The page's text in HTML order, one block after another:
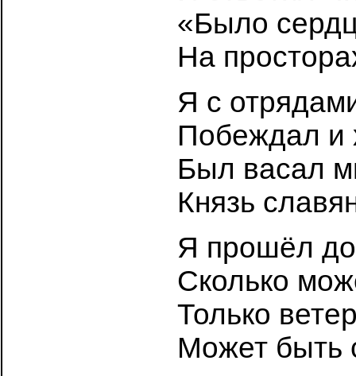
«Было
На
Я с
Побеждал и
Был васал
Князь
Я прошёл до
Сколько
Только
Может быть